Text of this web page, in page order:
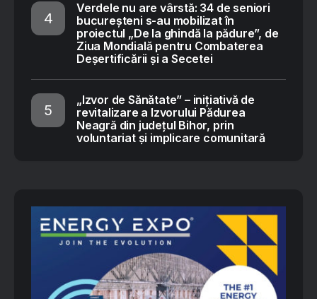
Verdele nu are vârstă: 34 de seniori
bucureșteni s-au mobilizat în
proiectul „De la ghindă la pădure”, de
Ziua Mondială pentru Combaterea
Deșertificării și a Secetei
„Izvor de Sănătate” – inițiativă de
revitalizare a Izvorului Pădurea
Neagră din județul Bihor, prin
voluntariat și implicare comunitară